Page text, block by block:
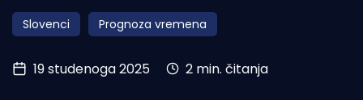
Otoci
Turizam i nautika
Pomorstvo
Slovenci Prognoza vremena
19 studenoga 2025 2 min. čitanja